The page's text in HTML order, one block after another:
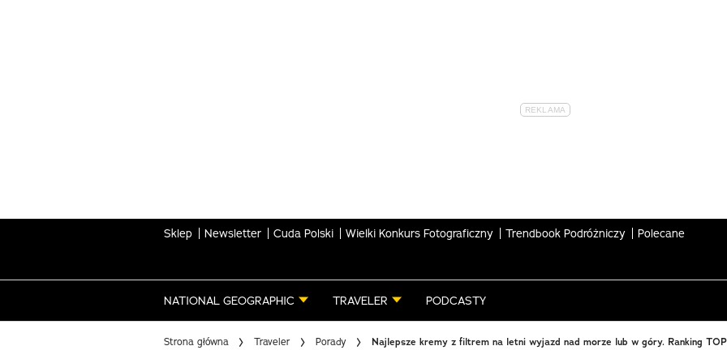
Sklep Newsletter Cuda Polski Wielki Konkurs Fotograficzny Trendbook Podróżniczy Polecane
NATIONAL GEOGRAPHIC TRAVELER PODCASTY
Strona główna Traveler Porady Najlepsze kremy z filtrem na letni wyjazd nad morze lub w góry. Ranking